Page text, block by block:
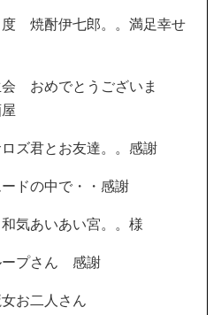
度 焼酎伊七郎。。満足幸せ
おめでとうございま
ズ君とお友達。。感謝
ドの中で・・感謝
気あいあい宮。。様
ープさん 感謝
お二人さん